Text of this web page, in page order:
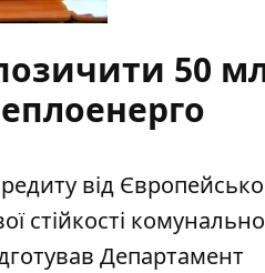
50
від
стійкості
Департамент